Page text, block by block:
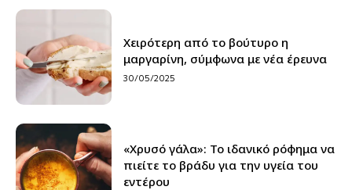
Χειρότερη από το βούτυρο η
μαργαρίνη, σύμφωνα με νέα έρευνα
30/05/2025
«Χρυσό γάλα»: Το ιδανικό ρόφημα να
πιείτε το βράδυ για την υγεία του
εντέρου